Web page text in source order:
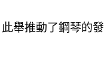
舉推動了鋼琴的發